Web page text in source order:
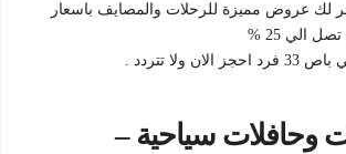
لك عروض مميزة للرحلات والمصايف باسعار
الي 25 %
ولا تتردد .
وحافلات سياحية –